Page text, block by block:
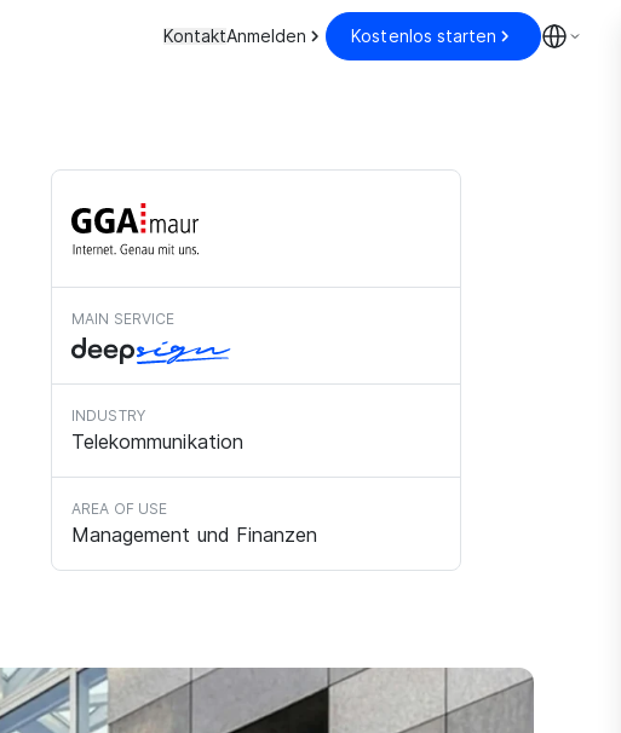
KontaktAnmelden Kostenlos starten
MAIN SERVICE
INDUSTRY
Telekommunikation
AREA OF USE
Management und Finanzen